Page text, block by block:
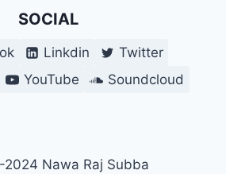
SOCIAL
Linkdin
Twitter
YouTube Soundcloud
Nawa Raj Subba